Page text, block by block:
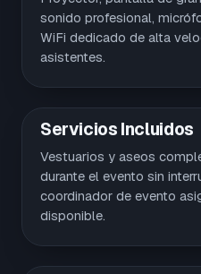
sonido profesional,
WiFi dedicado de alta
asistentes.
Servicios Incluidos
Vestuarios y aseos
durante el evento sin
coordinador de evento
disponible.